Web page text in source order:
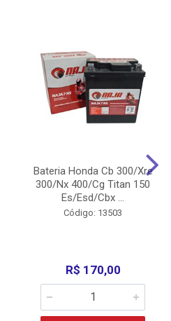
Bateria Honda Cb 300/Xre
300/Nx 400/Cg Titan 150
Es/Esd/Cbx ...
Código: 13503
R$ 170,00